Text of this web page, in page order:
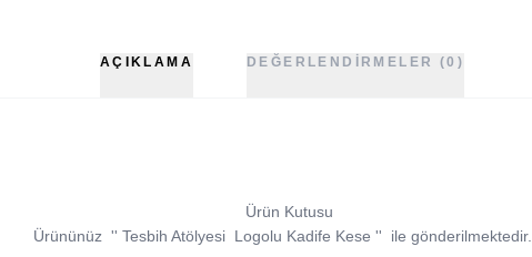
AÇIKLAMA DEĞERLENDIRMELER (0)
Ürün Kutusu
Ürününüz '' Tesbih AtölyesiLogolu Kadife Kese '' ile gönderilmektedir.